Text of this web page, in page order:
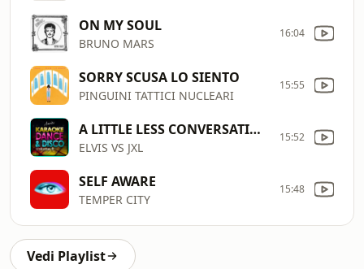
ON MY SOUL
BRUNO MARS
16:04
SORRY SCUSA LO SIENTO
PINGUINI TATTICI NUCLEARI
15:55
A LITTLE LESS CONVERSATION
ELVIS VS JXL
15:52
SELF AWARE
TEMPER CITY
15:48
Vedi Playlist